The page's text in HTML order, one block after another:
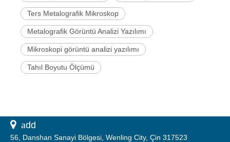
Ters Metalografik Mikroskop
Metalografik Görüntü Analizi Yazılımı
Mikroskopi görüntü analizi yazılımı
Tahıl Boyutu Ölçümü
 add
56, Danshan Sanayi Bölgesi, Wenling City, Çin 317523